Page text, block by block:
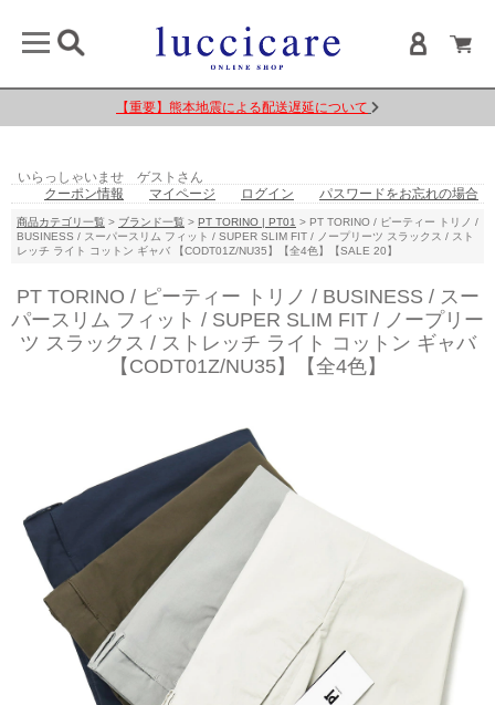
【重要】熊本地震による配送遅延について
いらっしゃいませ ゲストさん
クーポン情報
マイページ ログイン パスワードをお忘れの場合
商品カテゴリ一覧 > ブランド一覧 > PT TORINO | PT01 > PT TORINO / ピーティー トリノ /
BUSINESS / スーパースリム フィット / SUPER SLIM FIT / ノープリーツ スラックス / スト
レッチ ライト コットン ギャバ 【CODT01Z/NU35】【全4色】【SALE 20】
PT TORINO / ピーティー トリノ / BUSINESS / スー
パースリム フィット / SUPER SLIM FIT / ノープリー
ツ スラックス / ストレッチ ライト コットン ギャバ
【CODT01Z/NU35】【全4色】